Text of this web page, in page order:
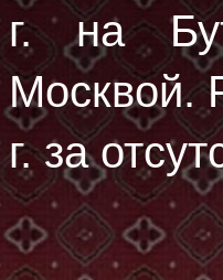
г.на
Москвой.
г. за